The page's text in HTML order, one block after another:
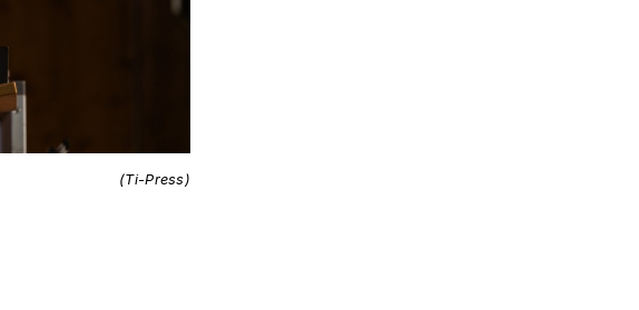
(Ti-Press)